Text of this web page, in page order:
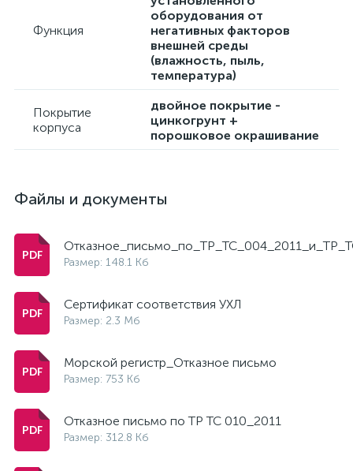
Функция
оборудования от
негативных факторов
внешней среды
(влажность, пыль,
температура)
Покрытие
корпуса
двойное покрытие -
цинкогрунт +
порошковое окрашивание
Файлы и документы
Размер: 148.1 Кб
Сертификат соответствия УХЛ
Размер: 2.3 Мб
Морской регистр_Отказное письмо
Размер: 753 Кб
Отказное письмо по ТР ТС 010_2011
Размер: 312.8 Кб